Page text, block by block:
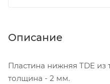
Описание
Пластина нижняя TDE из
толщина - 2 мм.